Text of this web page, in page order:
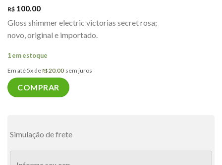
R$ 100.00
Gloss shimmer electric victorias secret rosa;
novo, original e importado.
1 em estoque
Em até 5x de R$20.00 sem juros
COMPRAR
Simulação de frete